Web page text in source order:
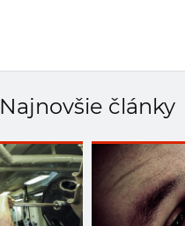
Najnovšie články